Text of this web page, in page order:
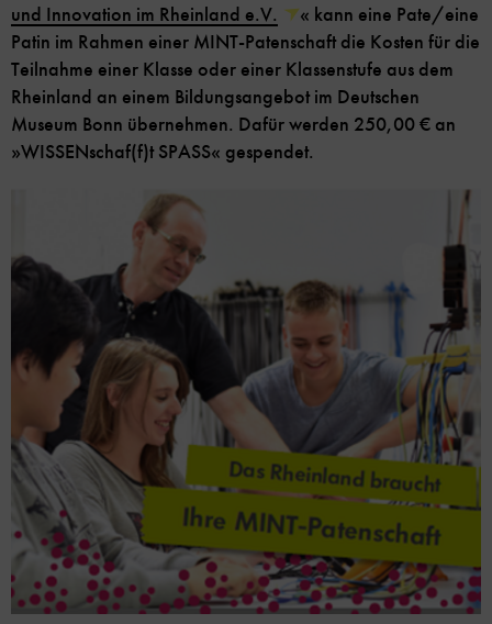
und Innovation im Rheinland e.V.
« kann eine Pate/eine
Patin im Rahmen einer MINT-Patenschaft die Kosten für die
Teilnahme einer Klasse oder einer Klassenstufe aus dem
Rheinland an einem Bildungsangebot im Deutschen
Museum Bonn übernehmen. Dafür werden 250,00 € an
»WISSENschaf(f)t SPASS« gespendet.